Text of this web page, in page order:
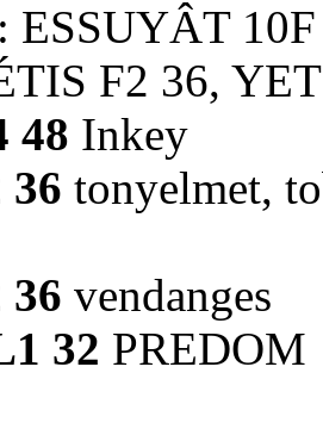
ESSUYÂT
F2 36,
48 Inkey
36 tonyelmet,
vendanges
32 PREDOM